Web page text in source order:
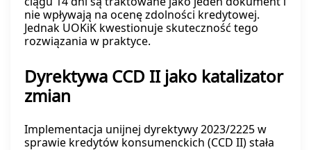
nie wpływają na ocenę zdolności kredytowej.
Jednak UOKiK kwestionuje skuteczność tego
rozwiązania w praktyce.
Dyrektywa CCD II jako katalizator
zmian
Implementacja unijnej dyrektywy 2023/2225 w
sprawie kredytów konsumenckich (CCD II) stała